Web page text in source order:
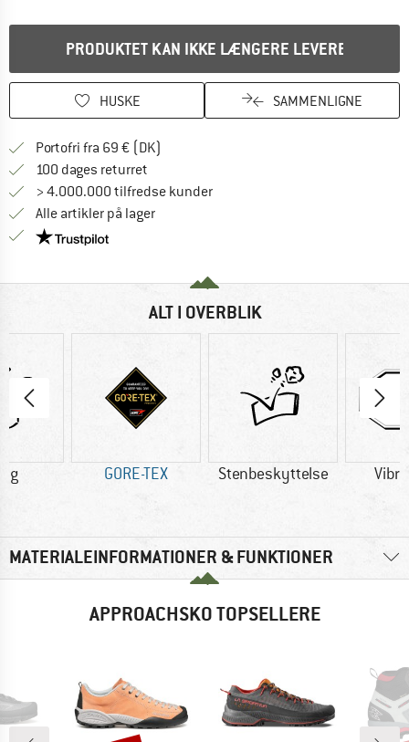
PRODUKTET KAN IKKE LÆNGERE LEVERES
HUSKE SAMMENLIGNE
Portofri fra 69 € (DK)
100 dages returret
> 4.000.000 tilfredse kunder
Alle artikler på lager
Vi er Trustpilot-certificeret - oplysningerne får du
ALT I OVERBLIK
g GORE-TEX Stenbeskyttelse
MATERIALEINFORMATIONER & FUNKTIONER
APPROACHSKO TOPSELLERE